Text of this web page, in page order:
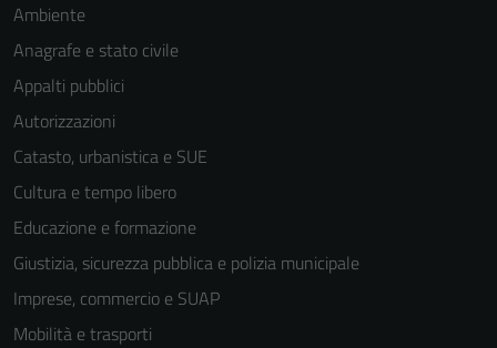
Ambiente
Anagrafe e stato civile
Appalti pubblici
Autorizzazioni
Catasto, urbanistica e SUE
Cultura e tempo libero
Educazione e formazione
Giustizia, sicurezza pubblica e polizia municipale
Imprese, commercio e SUAP
Mobilità e trasporti